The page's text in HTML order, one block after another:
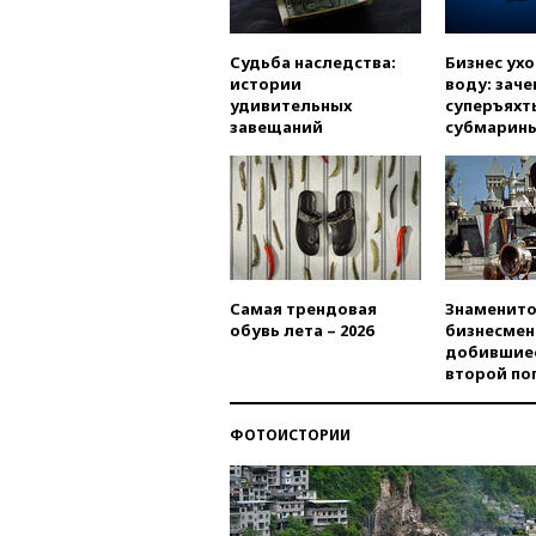
Судьба наследства:
истории
удивительных
завещаний
Бизнес
воду:
Самая трендовая
обувь лета – 2026
второй
ФОТОИСТОРИИ